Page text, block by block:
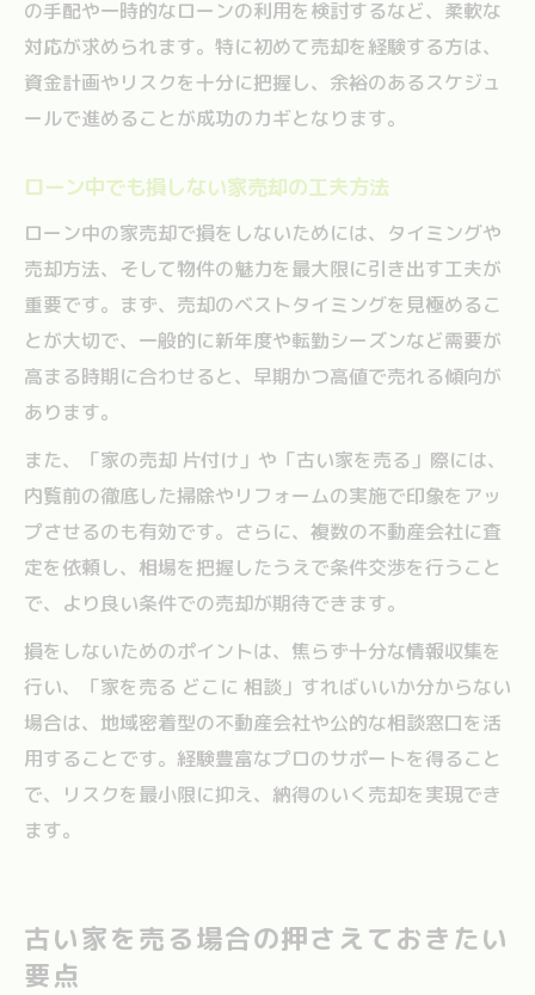
の手配や一時的なローンの利用を検討するなど、柔軟な
対応が求められます。特に初めて売却を経験する方は、
資金計画やリスクを十分に把握し、余裕のあるスケジュ
ールで進めることが成功のカギとなります。
ローン中でも損しない家売却の工夫方法
ローン中の家売却で損をしないためには、タイミングや
売却方法、そして物件の魅力を最大限に引き出す工夫が
重要です。まず、売却のベストタイミングを見極めるこ
とが大切で、一般的に新年度や転勤シーズンなど需要が
高まる時期に合わせると、早期かつ高値で売れる傾向が
あります。
また、「家の売却 片付け」や「古い家を売る」際には、
内覧前の徹底した掃除やリフォームの実施で印象をアッ
プさせるのも有効です。さらに、複数の不動産会社に査
定を依頼し、相場を把握したうえで条件交渉を行うこと
で、より良い条件での売却が期待できます。
損をしないためのポイントは、焦らず十分な情報収集を
行い、「家を売る どこに 相談」すればいいか分からない
場合は、地域密着型の不動産会社や公的な相談窓口を活
用することです。経験豊富なプロのサポートを得ること
で、リスクを最小限に抑え、納得のいく売却を実現でき
ます。
古い家を売る場合の押さえておきたい
要点